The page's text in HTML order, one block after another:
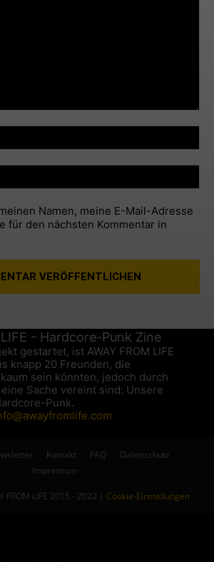
Namen, meine E-Mail-Adresse
für den nächsten Kommentar in
gestartet, ist AWAY FROM LIFE
knapp 20 Freunden, die
sein könnten, jedoch durch
Sache vereint sind: Unsere
Punk.
Kontakt FAQ
Datenschutz
Impressum
FROM LIFE 2015 - 2022 | Cookie-Einstellungen